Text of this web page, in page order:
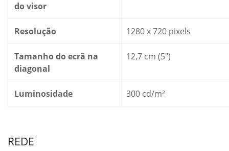
do visor
Resolução 1280 x 720 pixels
Tamanho do ecrã na
diagonal
12,7 cm (5″)
Luminosidade 300 cd/m²
REDE